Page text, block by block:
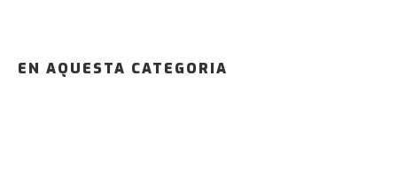
EN AQUESTA CATEGORIA